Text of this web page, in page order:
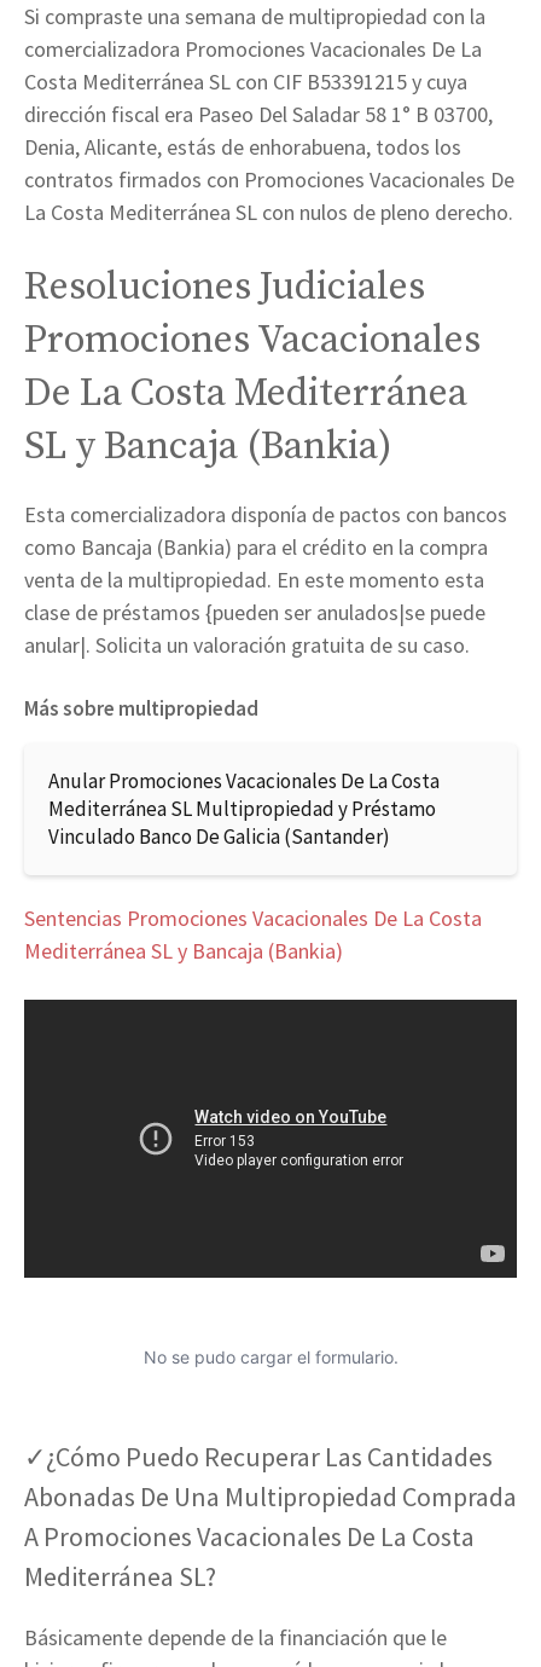
Si compraste una semana de multipropiedad con la
comercializadora Promociones Vacacionales De La
Costa Mediterránea SL con CIF B53391215 y cuya
dirección fiscal era Paseo Del Saladar 58 1° B 03700,
Denia, Alicante, estás de enhorabuena, todos los
contratos firmados con Promociones Vacacionales De
La Costa Mediterránea SL con nulos de pleno derecho.
Resoluciones Judiciales
Promociones Vacacionales
De La Costa Mediterránea
SL y Bancaja (Bankia)
Esta comercializadora disponía de pactos con bancos
como Bancaja (Bankia) para el crédito en la compra
venta de la multipropiedad. En este momento esta
clase de préstamos {pueden ser anulados|se puede
anular|. Solicita un valoración gratuita de su caso.
Más sobre multipropiedad
Anular Promociones Vacacionales De La Costa
Mediterránea SL Multipropiedad y Préstamo
Vinculado Banco De Galicia (Santander)
Sentencias Promociones Vacacionales De La Costa
Mediterránea SL y Bancaja (Bankia)
No se pudo cargar el formulario.
✓¿Cómo Puedo Recuperar Las Cantidades
Abonadas De Una Multipropiedad Comprada
A Promociones Vacacionales De La Costa
Mediterránea SL?
Básicamente depende de la financiación que le